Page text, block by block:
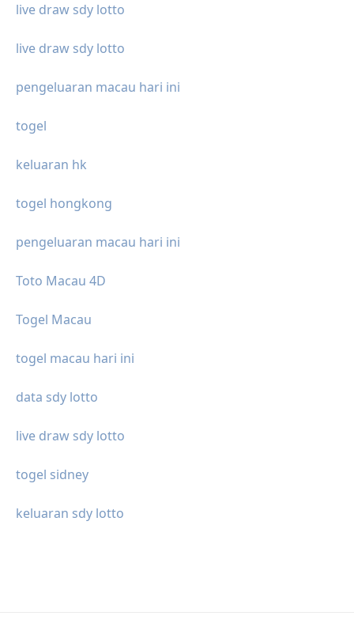
live draw sdy lotto
live draw sdy lotto
pengeluaran macau hari ini
togel
keluaran hk
togel hongkong
pengeluaran macau hari ini
Toto Macau 4D
Togel Macau
togel macau hari ini
data sdy lotto
live draw sdy lotto
togel sidney
keluaran sdy lotto